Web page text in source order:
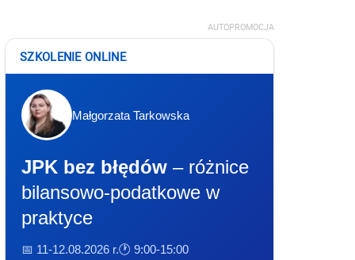
AUTOPROMOCJA
SZKOLENIE ONLINE
Małgorzata Tarkowska
JPK bez błędów – różnice
bilansowo-podatkowe w
praktyce
📅 11-12.08.2026 r.🕐 9:00-15:00